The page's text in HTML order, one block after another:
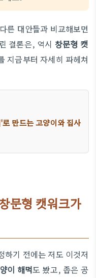
른 대안들과 비교해보면
결론은, 역시 창문형 캣
지금부터 자세히 파헤쳐
만드는 고양이와 집사
문형 캣워크가
하기 전에는 저도 이것저
이 해먹도 봤고, 좁은 공